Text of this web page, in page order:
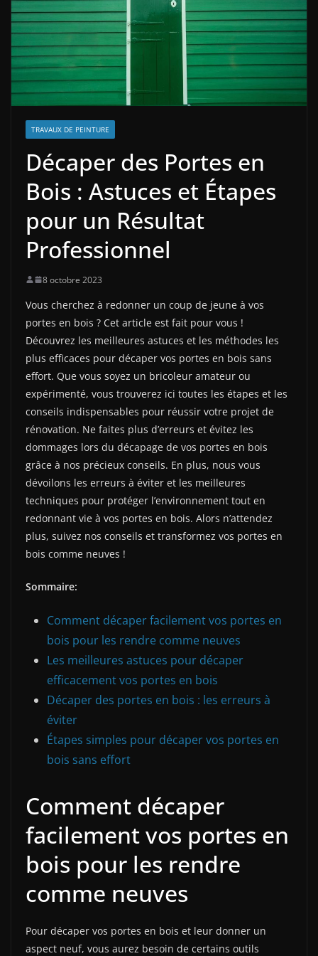
TRAVAUX DE PEINTURE
Décaper des Portes en
Bois : Astuces et Étapes
pour un Résultat
Professionnel
8 octobre 2023
Vous cherchez à redonner un coup de jeune à vos
portes en bois ? Cet article est fait pour vous !
Découvrez les meilleures astuces et les méthodes les
plus efficaces pour décaper vos portes en bois sans
effort. Que vous soyez un bricoleur amateur ou
expérimenté, vous trouverez ici toutes les étapes et les
conseils indispensables pour réussir votre projet de
rénovation. Ne faites plus d’erreurs et évitez les
dommages lors du décapage de vos portes en bois
grâce à nos précieux conseils. En plus, nous vous
dévoilons les erreurs à éviter et les meilleures
techniques pour protéger l’environnement tout en
redonnant vie à vos portes en bois. Alors n’attendez
plus, suivez nos conseils et transformez vos portes en
bois comme neuves !
Sommaire:
Comment décaper facilement vos portes en
bois pour les rendre comme neuves
Les meilleures astuces pour décaper
efficacement vos portes en bois
Décaper des portes en bois : les erreurs à
éviter
Étapes simples pour décaper vos portes en
bois sans effort
Comment décaper
facilement vos portes en
bois pour les rendre
comme neuves
Pour décaper vos portes en bois et leur donner un
aspect neuf, vous aurez besoin de certains outils